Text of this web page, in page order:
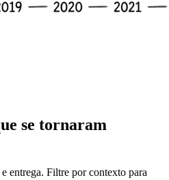
se tornaram
entrega. Filtre por contexto para